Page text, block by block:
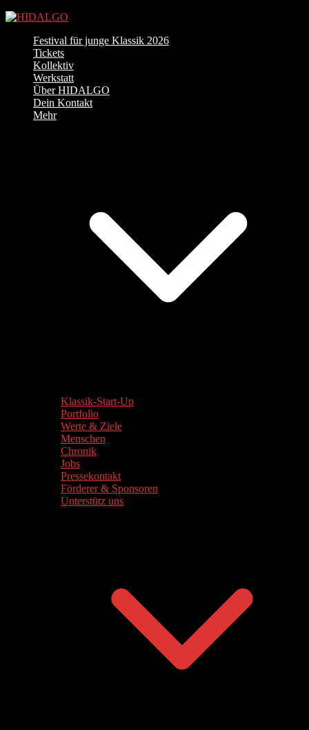
Festival für junge Klassik 2026
Tickets
Kollektiv
Werkstatt
Über HIDALGO
Dein Kontakt
Mehr
Klassik-Start-Up
Portfolio
Werte & Ziele
Menschen
Chronik
Jobs
Pressekontakt
Förderer & Sponsoren
Unterstütz uns